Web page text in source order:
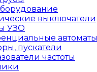
выключатели
УЗО
автоматы
пускатели
частоты